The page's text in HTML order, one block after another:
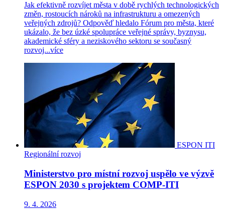
Jak efektivně rozvíjet města v době rychlých technologických
změn, rostoucích nároků na infrastrukturu a omezených
veřejných zdrojů? Odpověď hledalo Fórum pro města, které
ukázalo, že bez úzké spolupráce veřejné správy, byznysu,
akademické sféry a neziskového sektoru se současný
rozvoj...více
ESPON ITI
Regionální rozvoj
Ministerstvo pro místní rozvoj uspělo ve výzvě
ESPON 2030 s projektem COMP-ITI
9. 4. 2026